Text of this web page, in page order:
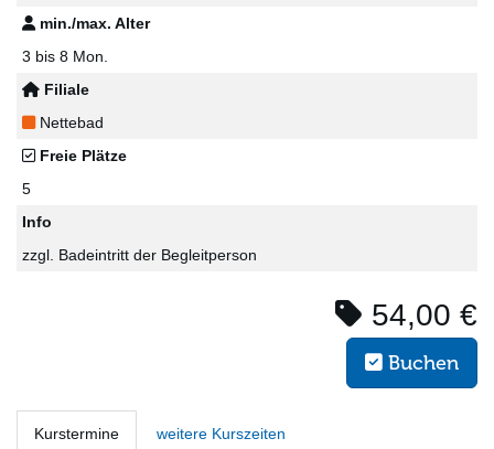
min./max. Alter
3 bis 8 Mon.
Filiale
Nettebad
Freie Plätze
5
Info
zzgl. Badeintritt der Begleitperson
54,00 €
Buchen
Kurstermine weitere Kurszeiten